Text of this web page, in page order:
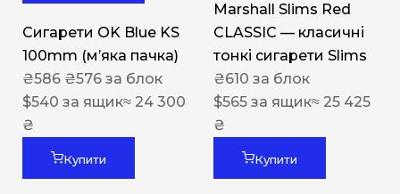
Сигарети OK Blue KS
100mm (м’яка пачка)
₴586 ₴576 за блок
$540 за ящик≈ 24 300
₴
Купити
Marshall Slims Red
CLASSIC — класичні
тонкі сигарети Slims
₴610 за блок
$565 за ящик≈ 25 425
₴
Купити